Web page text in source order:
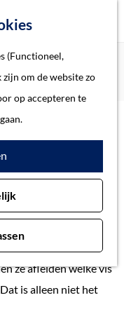
(Functioneel,
om de website zo
op accepteren te
k
e
vis in ’s-
archeologen
ze afleiden welke vis
is alleen niet het